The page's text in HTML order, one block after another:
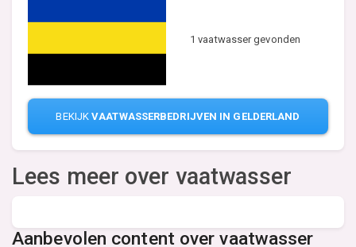
1 vaatwasser gevonden
BEKIJKVAATWASSERBEDRIJVEN IN GELDERLAND
Lees meer over vaatwasser
Aanbevolen content over vaatwasser